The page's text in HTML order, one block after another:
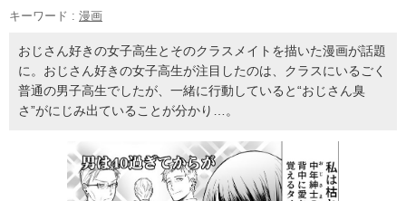
キーワード : 漫画
おじさん好きの女子高生とそのクラスメイトを描いた漫画が話題
に。おじさん好きの女子高生が注目したのは、クラスにいるごく
普通の男子高生でしたが、一緒に行動していると“おじさん臭
さ”がにじみ出ていることが分かり…。